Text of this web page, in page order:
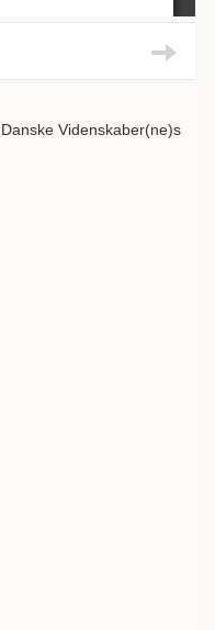
Videnskaber(ne)s